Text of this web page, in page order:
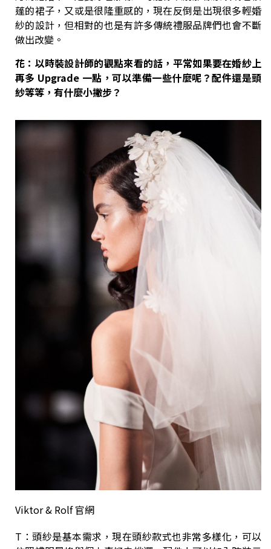
蓬的裙子，又或是很隆重感的，現在反倒是出現很多輕婚
紗的設計，但相對的也是有許多傳統禮服品牌們也會不斷
做出改變。
花：以時裝設計師的觀點來看的話，平常如果要在婚紗上
再多 Upgrade 一點，可以準備一些什麼呢？配件還是頭
紗等等，有什麼小撇步？
Viktor & Rolf官網
T：頭紗是基本需求，現在頭紗款式也非常多樣化，可以